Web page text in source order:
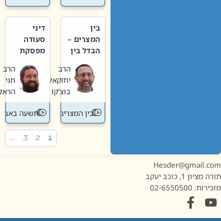
בין
המצרים –
הבדל בין
חדשה
לישנה
הרב
יחזקאל
בוצ'קו
בין המצרים
דיני
סעודה
מפסקת
תשעה
באב
הרב
חגי
הראל
תשעה באב
1, כוכב יעקב
02-6550500